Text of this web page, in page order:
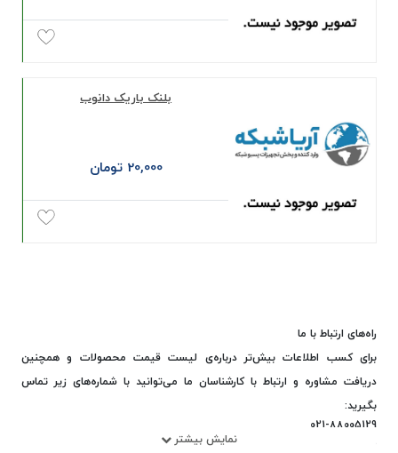
بلنک باریک دانوب
20,000 تومان
نمایش بیشتر
راه‌های ارتباط با ما
برای کسب اطلاعات بیش‌تر درباره‌ی لیست قیمت محصولات و همچنین
دریافت مشاوره و ارتباط با کارشناسان ما می‌توانید با شماره‌های زیر تماس
بگیرید:
021-88005129